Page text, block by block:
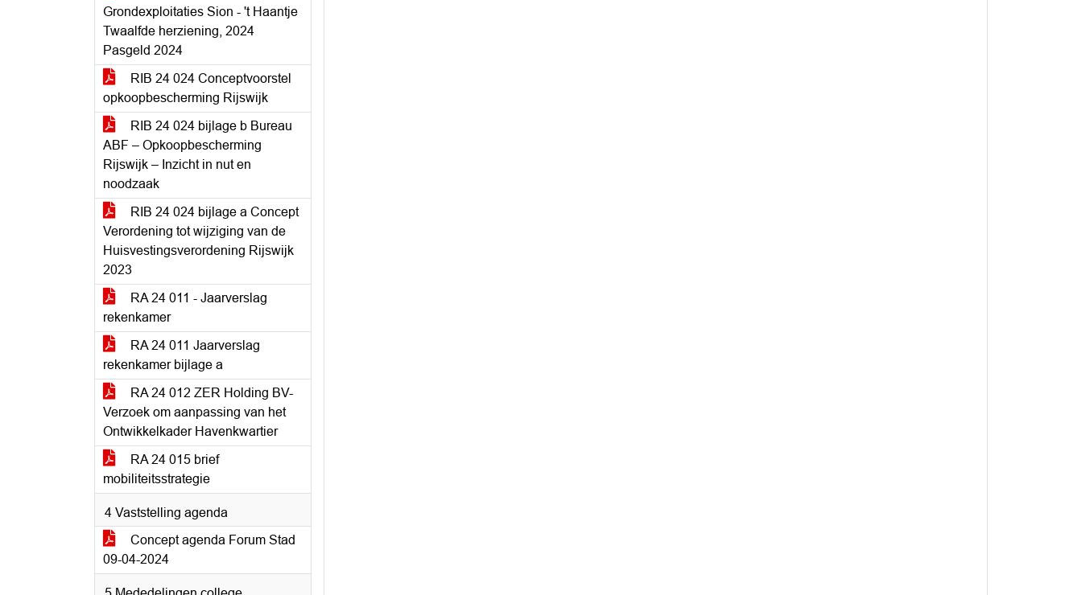
Grondexploitaties Sion - 't Haantje
Twaalfde herziening, 2024
Pasgeld 2024
RIB 24 024 Conceptvoorstel
opkoopbescherming Rijswijk
RIB 24 024 bijlage b Bureau
ABF – Opkoopbescherming
Rijswijk – Inzicht in nut en
noodzaak
RIB 24 024 bijlage a Concept
Verordening tot wijziging van de
Huisvestingsverordening Rijswijk
2023
RA 24 011 - Jaarverslag
rekenkamer
RA 24 011 Jaarverslag
rekenkamer bijlage a
RA 24 012 ZER Holding BV-
Verzoek om aanpassing van het
Ontwikkelkader Havenkwartier
RA 24 015 brief
mobiliteitsstrategie
4 Vaststelling agenda
Concept agenda Forum Stad
09-04-2024